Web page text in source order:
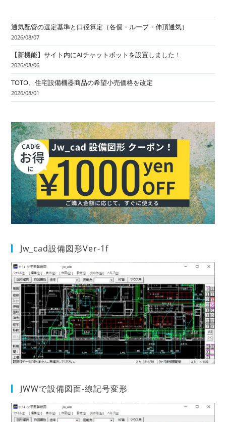
通気配管の選定基準と口径算定（各個・ループ・伸頂通気）
2026/08/07
【新機能】サイト内にAIチャットボットを設置しました！
2026/08/06
TOTO、住宅設備機器商品の希望小売価格を改定
2026/08/01
Jw_cad設備図形Ver-1f
JWWで設備図面-線記号変形